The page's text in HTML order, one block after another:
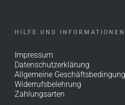
HILFE UND INFORMATIONEN
Impressum
Datenschutzerklärung
Allgemeine
Widerrufsbelehrung
Zahlungsarten